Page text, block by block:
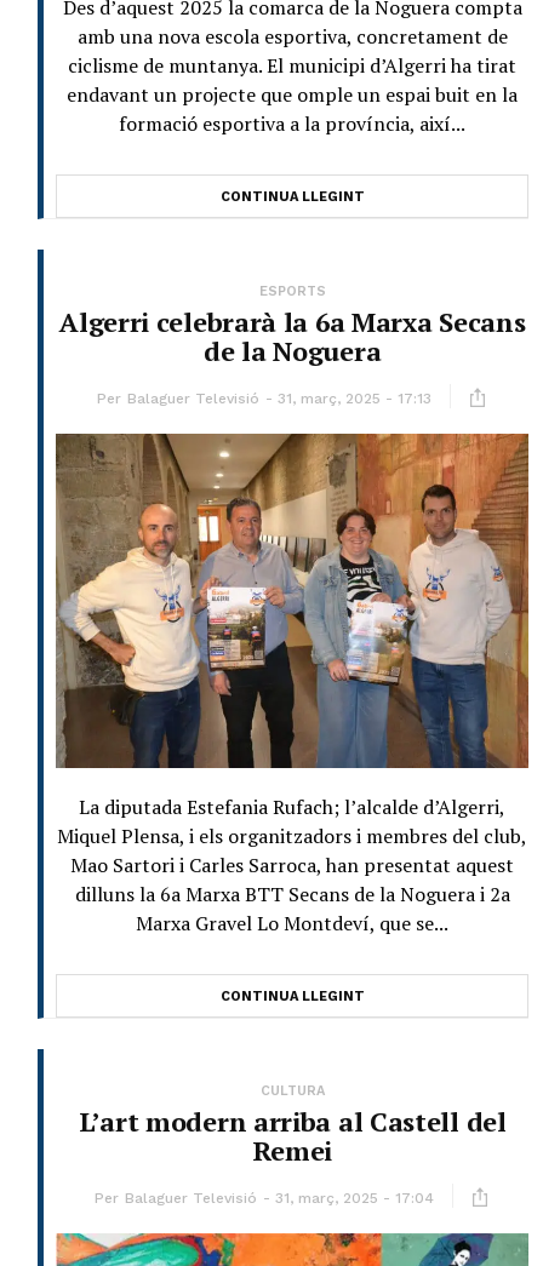
Des d’aquest 2025 la comarca de la Noguera compta
amb una nova escola esportiva, concretament de
ciclisme de muntanya. El municipi d’Algerri ha tirat
endavant un projecte que omple un espai buit en la
formació esportiva a la província, així...
CONTINUA LLEGINT
ESPORTS
Algerri celebrarà la 6a Marxa Secans
de la Noguera
Per Balaguer Televisió 31, març, 2025 - 17:13
La diputada Estefania Rufach; l’alcalde d’Algerri,
Miquel Plensa, i els organitzadors i membres del club,
Mao Sartori i Carles Sarroca, han presentat aquest
dilluns la 6a Marxa BTT Secans de la Noguera i 2a
Marxa Gravel Lo Montdeví, que se...
CONTINUA LLEGINT
CULTURA
L’art modern arriba al Castell del
Remei
Per Balaguer Televisió 31, març, 2025 - 17:04